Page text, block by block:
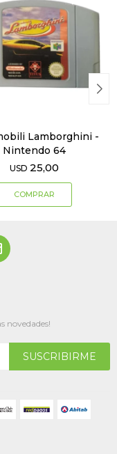
Lamborghini -
Nintendo 64
USD 25,00
novedades!
SUSCRIBIRME